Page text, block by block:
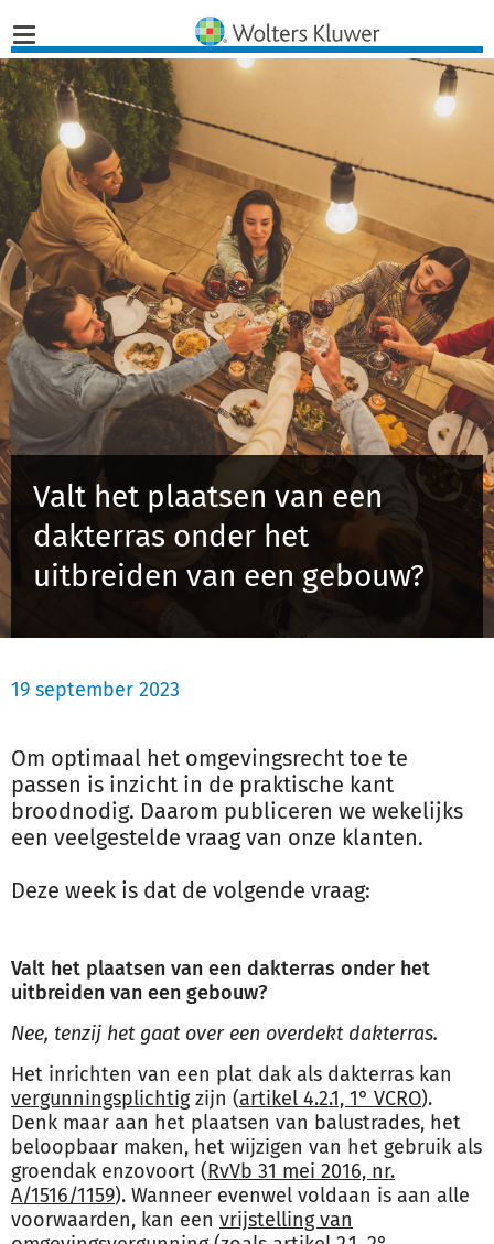
Home
Nieuws
Opinies
Infographics
Producten
Opleidingen
Juridisch Advies
Schulinck Omgevingsrecht Databank
Over ons
Registreren
Valt het plaatsen van een
dakterras onder het
uitbreiden van een gebouw?
19 september 2023
Om optimaal het omgevingsrecht toe te
passen is inzicht in de praktische kant
broodnodig. Daarom publiceren we wekelijks
een veelgestelde vraag van onze klanten.
Deze week is dat de volgende vraag:
Valt het plaatsen van een dakterras onder het
uitbreiden van een gebouw?
Nee, tenzij het gaat over een overdekt dakterras.
Het inrichten van een plat dak als dakterras kan
vergunningsplichtigzijn (artikel 4.2.1, 1° VCRO).
Denk maar aan het plaatsen van balustrades, het
beloopbaar maken, het wijzigen van het gebruik als
groendak enzovoort (RvVb 31 mei 2016, nr.
A/1516/1159). Wanneer evenwel voldaan is aan alle
voorwaarden, kan een vrijstelling van